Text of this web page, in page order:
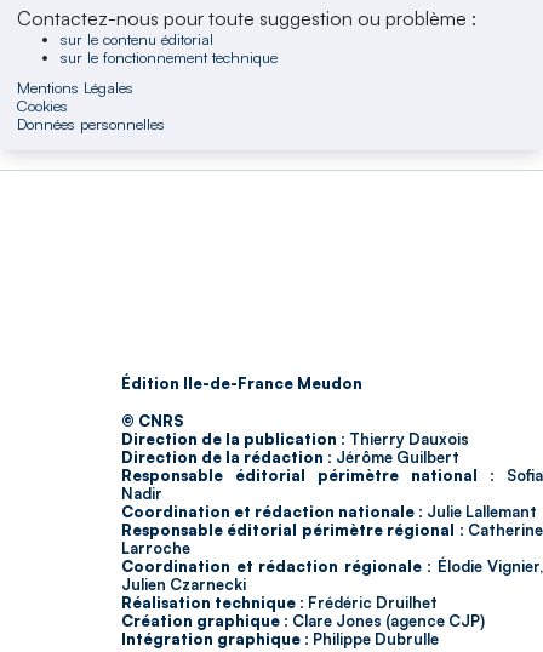
Contactez-nous pour toute suggestion ou problème :
sur le contenu éditorial
sur le fonctionnement technique
Mentions Légales
Cookies
Données personnelles
Édition Ile-de-France Meudon
© CNRS
Direction de la publication : Thierry Dauxois
Direction de la rédaction : Jérôme Guilbert
Responsable éditorial périmètre national : Sofia
Nadir
Coordination et rédaction nationale : Julie Lallemant
Responsable éditorial périmètre régional : Catherine
Larroche
Coordination et rédaction régionale : Élodie Vignier,
Julien Czarnecki
Réalisation technique : Frédéric Druilhet
Création graphique : Clare Jones (agence CJP)
Intégration graphique : Philippe Dubrulle